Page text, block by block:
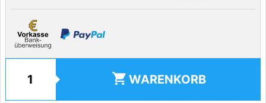
shopping_cart WARENKORB